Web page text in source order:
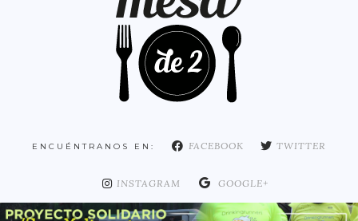
COMUNIDAD DE MADRID
DISTRITO ARGANZUELA
DISTRITO CHAMARTÍN
ENCUÉNTRANOS EN: FACEBOOK TWITTER
INSTAGRAM GOOGLE+